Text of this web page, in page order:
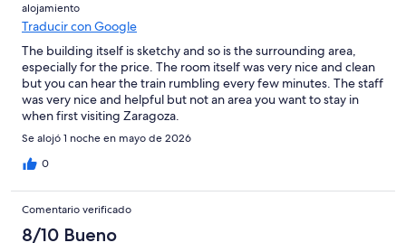
alojamiento
Traducir con Google
The building itself is sketchy and so is the surrounding area,
especially for the price. The room itself was very nice and clean
but you can hear the train rumbling every few minutes. The staff
was very nice and helpful but not an area you want to stay in
when first visiting Zaragoza.
Se alojó 1 noche en mayo de 2026
0
Comentario verificado
8/10 Bueno